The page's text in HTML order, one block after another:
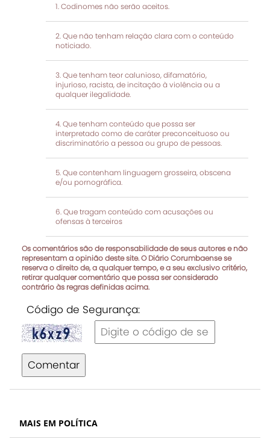
Codinomes não serão aceitos.
Que não tenham relação clara com o conteúdo
noticiado.
Que tenham teor calunioso, difamatório,
injurioso, racista, de incitação à violência ou a
qualquer ilegalidade.
Que tenham conteúdo que possa ser
interpretado como de caráter preconceituoso ou
discriminatório a pessoa ou grupo de pessoas.
Que contenham linguagem grosseira, obscena
e/ou pornográfica.
Que tragam conteúdo com acusações ou
ofensas à terceiros
Os comentários são de responsabilidade de seus autores e não
representam a opinião deste site. O Diário Corumbaense se
reserva o direito de, a qualquer tempo, e a seu exclusivo critério,
retirar qualquer comentário que possa ser considerado
contrário às regras definidas acima.
Código de Segurança:
Comentar
MAIS EM POLÍTICA